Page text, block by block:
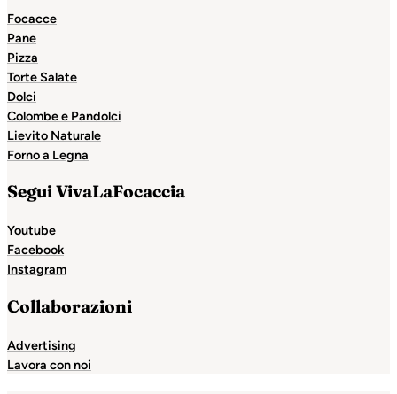
Focacce
Pane
Pizza
Torte Salate
Dolci
Colombe e Pandolci
Lievito Naturale
Forno a Legna
Segui VivaLaFocaccia
Youtube
Facebook
Instagram
Collaborazioni
Advertising
Lavora con noi